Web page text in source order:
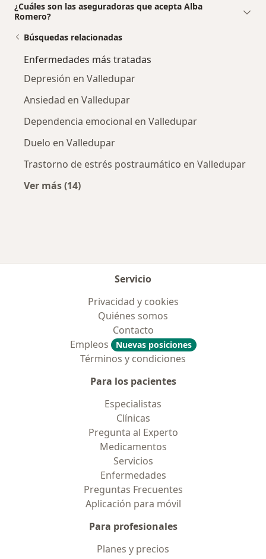
¿Cuáles son las aseguradoras que acepta Alba
Romero?
Búsquedas relacionadas
Enfermedades más tratadas
Depresión en Valledupar
Ansiedad en Valledupar
Dependencia emocional en Valledupar
Duelo en Valledupar
Trastorno de estrés postraumático en Valledupar
Ver más (14)
Servicio
Privacidad y cookies
Quiénes somos
Contacto
Empleos
Nuevas posiciones
Términos y condiciones
Para los pacientes
Especialistas
Clínicas
Pregunta al Experto
Medicamentos
Servicios
Enfermedades
Preguntas Frecuentes
Aplicación para móvil
Para profesionales
Planes y precios